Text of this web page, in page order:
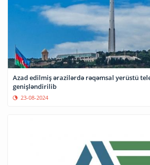
Azad edilmiş ərazilərdə rəqəmsal yerüstü
genişləndirilib
23-08-2024